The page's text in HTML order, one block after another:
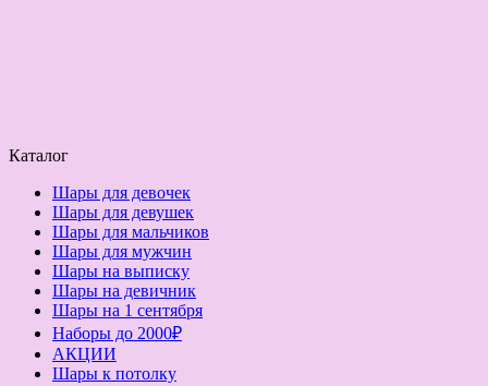
Каталог
Шары для девочек
Шары для девушек
Шары для мальчиков
Шары для мужчин
Шары на выписку
Шары на девичник
Шары на 1 сентября
Наборы до 2000₽
АКЦИИ
Шары к потолку